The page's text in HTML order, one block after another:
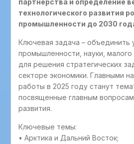
партнерства и определение
технологического развития
промышленности до 2030
Ключевая задача – объединить
промышленности, науки, малого
для решения стратегических
секторе экономики. Главными
работы в 2025 году станут
посвященные главным
развития.
Ключевые темы:
• Арктика и Дальний Восток;